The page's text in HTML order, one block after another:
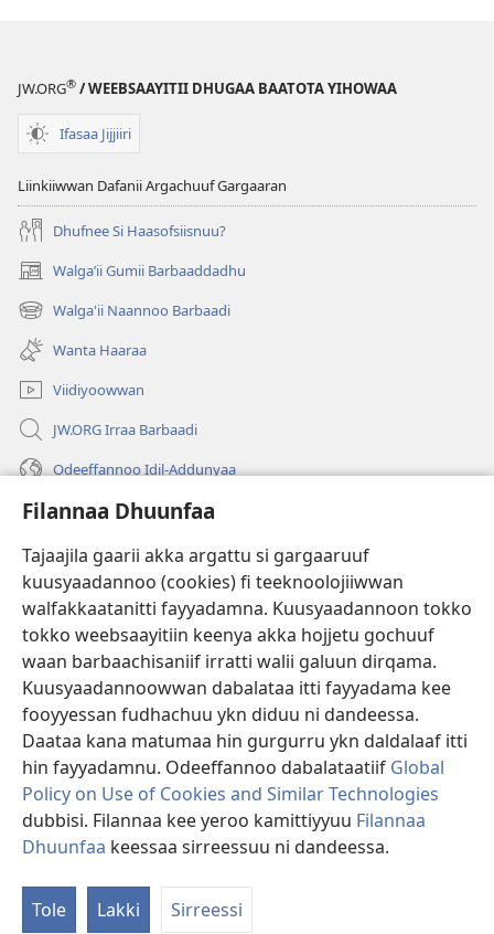
Filannaa Dhuunfaa
Tajaajila gaarii akka argattu si gargaaruuf
kuusyaadannoo (cookies) fi teeknoolojiiwwan
walfakkaatanitti fayyadamna. Kuusyaadannoon tokko
tokko weebsaayitiin keenya akka hojjetu gochuuf
waan barbaachisaniif irratti walii galuun dirqama.
Kuusyaadannoowwan dabalataa itti fayyadama kee
fooyyessan fudhachuu ykn diduu ni dandeessa.
Daataa kana matumaa hin gurgurru ykn daldalaaf itti
hin fayyadamnu. Odeeffannoo dabalataatiif Global
Policy on Use of Cookies and Similar Technologies
dubbisi. Filannaa kee yeroo kamittiyyuu Filannaa
Dhuunfaa keessaa sirreessuu ni dandeessa.
Tole Lakki Sirreessi
JW.ORG® / WEEBSAAYITII DHUGAA BAATOTA YIHOWAA
Ifasaa Jijjiiri
Liinkiiwwan Dafanii Argachuuf Gargaaran
Dhufnee Si Haasofsiisnuu?
Walgaʼii Gumii Barbaaddadhu
(opens
new
window)
Walga'ii Naannoo Barbaadi
(opens
new
window)
Wanta Haaraa
Viidiyoowwan
JW.ORG Irraa Barbaadi
Odeeffannoo Idil-Addunyaa
Gargaarsa
Buusii
(opens
new
window)"LAAYIBRARII INTARNEETIIRRAA"
(opens
new
window)
®
(opens
new
window)Appilikeeshinii JW Library
Copyright© 2026 Watch Tower Bible and Tract Society of Pennsylvania.
WALII GALTEE|IMAAMMATA MATEENYAA| FILANNAA DHUUNFAA